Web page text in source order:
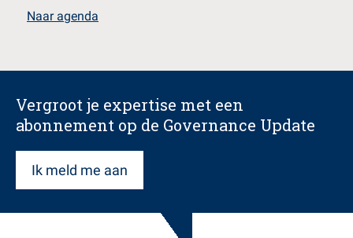
Naar agenda
Vergroot je expertise met een
abonnement op de Governance Update
Ik meld me aan